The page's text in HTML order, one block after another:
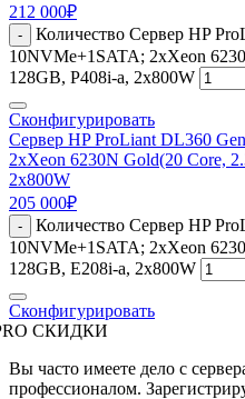
212 000₽
-
Количество Сервер HP
10NVMe+1SATA; 2xXeon
128GB, P408i-a, 2x800W
Сконфигурировать
Сервер HP ProLiant DL360
2xXeon 6230N Gold(20 Core,
2x800W
205 000₽
-
Количество Сервер HP
10NVMe+1SATA; 2xXeon
128GB, E208i-a, 2x800W
Сконфигурировать
СКИДКИ
Вы часто имеете дело с
профессионалом.